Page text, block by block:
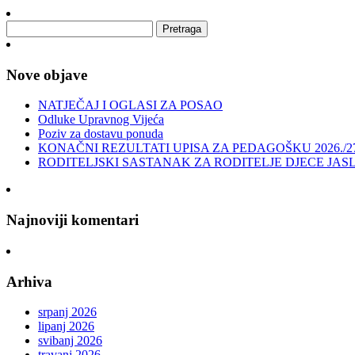
Nove objave
NATJEČAJ I OGLASI ZA POSAO
Odluke Upravnog Vijeća
Poziv za dostavu ponuda
KONAČNI REZULTATI UPISA ZA PEDAGOŠKU 2026./
RODITELJSKI SASTANAK ZA RODITELJE DJECE
Najnoviji komentari
Arhiva
srpanj 2026
lipanj 2026
svibanj 2026